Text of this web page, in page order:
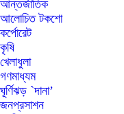
আন্তর্জাতিক
আলোচিত টকশো
কর্পোরেট
কৃষি
খেলাধুলা
গণমাধ্যম
ঘূর্ণিঝড় `দানা’
জনপ্রসাশন